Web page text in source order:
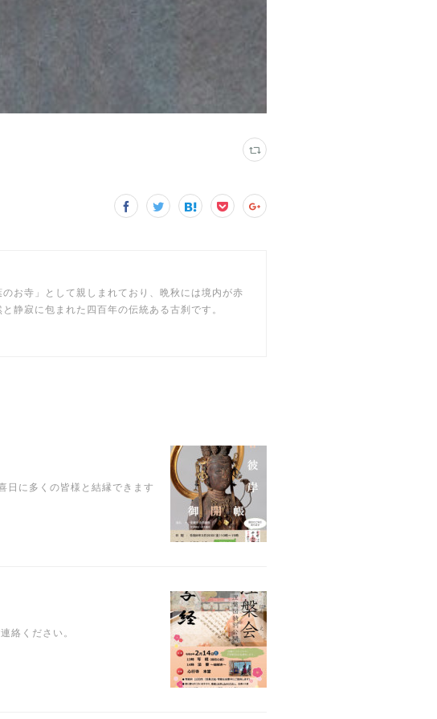
お寺」として親しまれており、晩秋には境内が赤
静寂に包まれた四百年の伝統ある古刹です。
に多くの皆様と結縁できます
絡ください。